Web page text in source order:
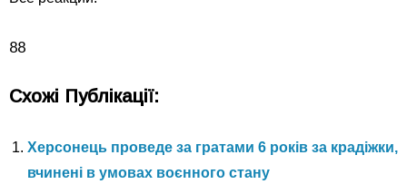
88
Схожі Публікації:
Херсонець проведе за гратами 6 років за крадіжки,
вчинені в умовах воєнного стану